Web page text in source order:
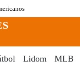
Lidom MLB